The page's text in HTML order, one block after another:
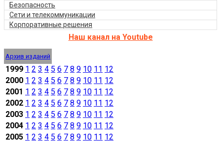
Безопасность
Сети и телекоммуникации
Корпоративные решения
Наш канал на Youtube
Архив изданий
1999 1 2 3 4 5 6 7 8 9 10 11 12
2000 1 2 3 4 5 6 7 8 9 10 11 12
2001 1 2 3 4 5 6 7 8 9 10 11 12
2002 1 2 3 4 5 6 7 8 9 10 11 12
2003 1 2 3 4 5 6 7 8 9 10 11 12
2004 1 2 3 4 5 6 7 8 9 10 11 12
2005 1 2 3 4 5 6 7 8 9 10 11 12